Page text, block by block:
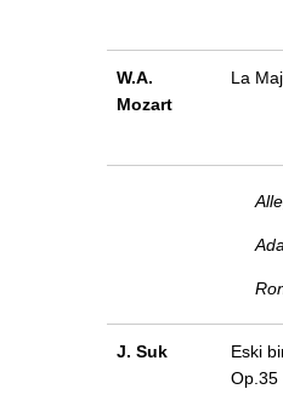
W.A.
Mozart
La
J. Suk
Eski
Op.35